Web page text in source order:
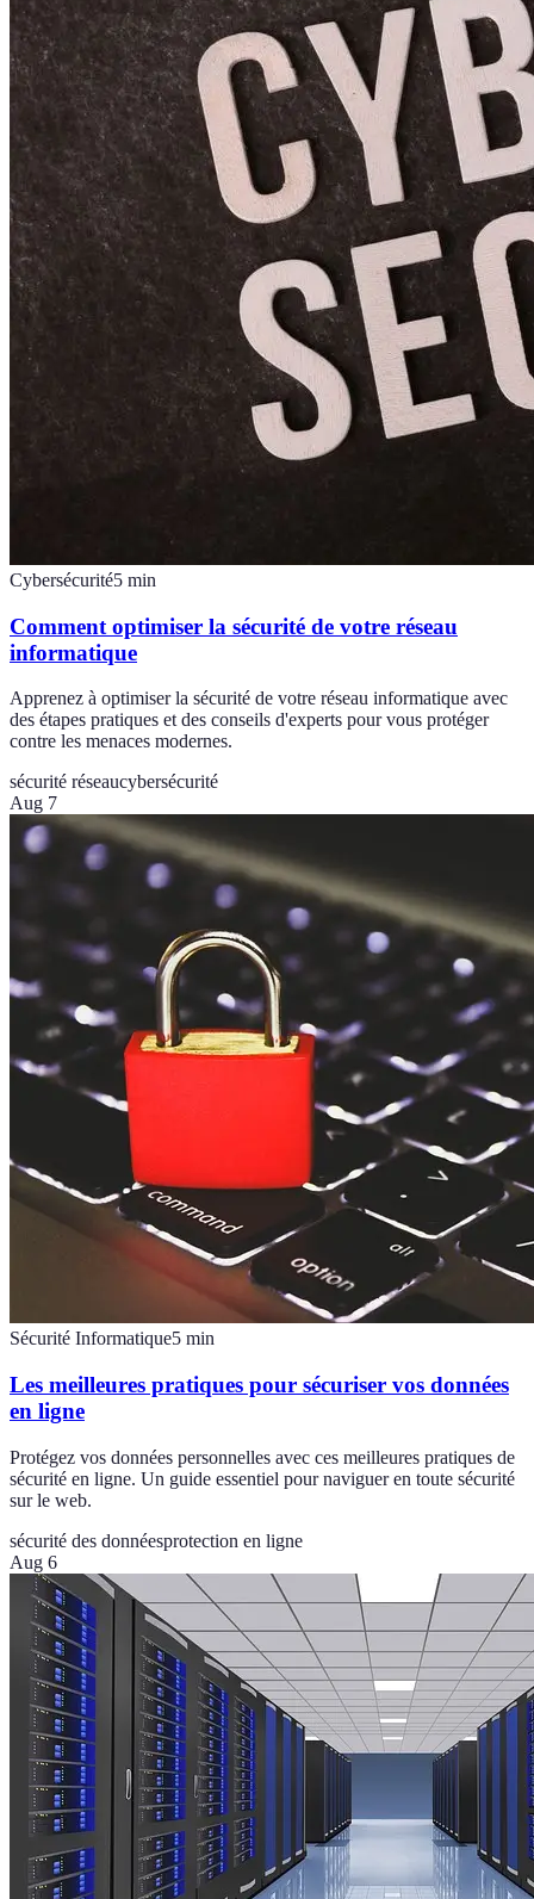
Cybersécurité5 min
Comment optimiser la sécurité de votre réseau
informatique
Apprenez à optimiser la sécurité de votre réseau informatique avec
des étapes pratiques et des conseils d'experts pour vous protéger
contre les menaces modernes.
sécurité réseaucybersécurité
Aug 7
Sécurité Informatique5 min
Les meilleures pratiques pour sécuriser vos données
en ligne
Protégez vos données personnelles avec ces meilleures pratiques de
sécurité en ligne. Un guide essentiel pour naviguer en toute sécurité
sur le web.
sécurité des donnéesprotection en ligne
Aug 6